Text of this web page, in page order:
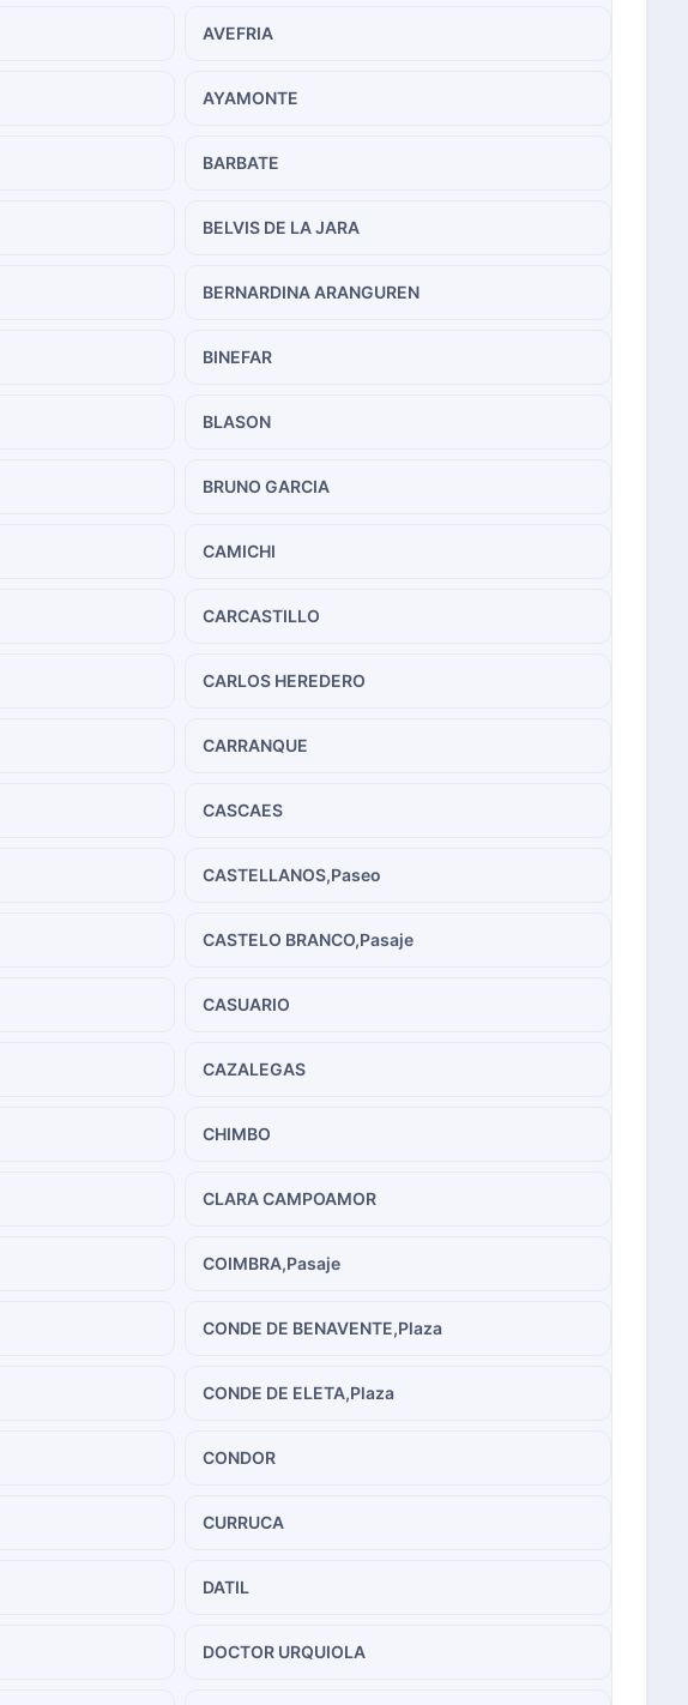
AVEFRIA
AYAMONTE
BARBATE
BELVIS DE LA JARA
BERNARDINA ARANGUREN
BINEFAR
BLASON
BRUNO GARCIA
CAMICHI
CARCASTILLO
CARLOS HEREDERO
CARRANQUE
CASCAES
CASTELLANOS,Paseo
CASTELO BRANCO,Pasaje
CASUARIO
CAZALEGAS
CHIMBO
CLARA CAMPOAMOR
COIMBRA,Pasaje
CONDE DE BENAVENTE,Plaza
CONDE DE ELETA,Plaza
CONDOR
CURRUCA
DATIL
DOCTOR URQUIOLA